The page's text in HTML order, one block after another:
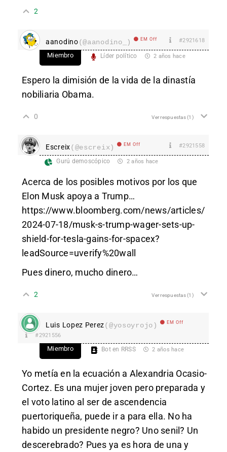
2
aanodino(@aanodino_) EM Off #2921618
Miembro Líder político 2 años hace
Espero la dimisión de la vida de la dinastía
nobiliaria Obama.
0 Ver respuestas(1)
Escreix(@escreix) EM Off #2921558
Gurú demoscópico 2 años hace
Acerca de los posibles motivos por los que
Elon Musk apoya a Trump…
https://www.bloomberg.com/news/articles/
2024-07-18/musk-s-trump-wager-sets-up-
shield-for-tesla-gains-for-spacex?
leadSource=uverify%20wall
Pues dinero, mucho dinero…
2 Ver respuestas(1)
Luis Lopez Perez(@yosoyrojo) EM Off
#2921556
Miembro Bot en RRSS 2 años hace
Yo metía en la ecuación a Alexandria Ocasio-
Cortez. Es una mujer joven pero preparada y
el voto latino al ser de ascendencia
puertoriqueña, puede ir a para ella. No ha
habido un presidente negro? Uno senil? Un
descerebrado? Pues ya es hora de una y